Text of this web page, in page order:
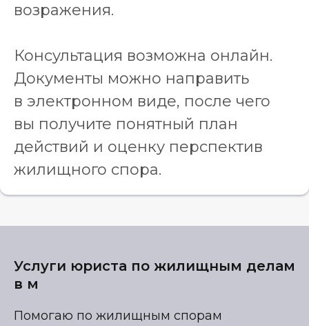
возражения.
Консультация возможна онлайн.
Документы можно направить
в электронном виде, после чего
вы получите понятный план
действий и оценку перспектив
жилищного спора.
Услуги юриста по жилищным делам
в м
Помогаю по жилищным спорам